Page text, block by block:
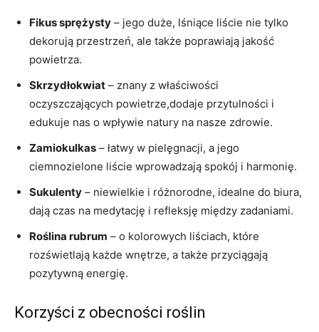
Fikus sprężysty – jego duże, lśniące liście nie tylko
dekorują przestrzeń, ale także poprawiają jakość
powietrza.
Skrzydłokwiat – znany z właściwości
oczyszczających powietrze,dodaje przytulności i
edukuje nas o wpływie natury na nasze zdrowie.
Zamiokulkas – łatwy w pielęgnacji, a jego
ciemnozielone liście wprowadzają spokój i harmonię.
Sukulenty – niewielkie i różnorodne, idealne do biura,
dają czas na medytację i refleksję między zadaniami.
Roślina rubrum – o kolorowych liściach, które
rozświetlają każde wnętrze, a także przyciągają
pozytywną energię.
Korzyści z obecności roślin